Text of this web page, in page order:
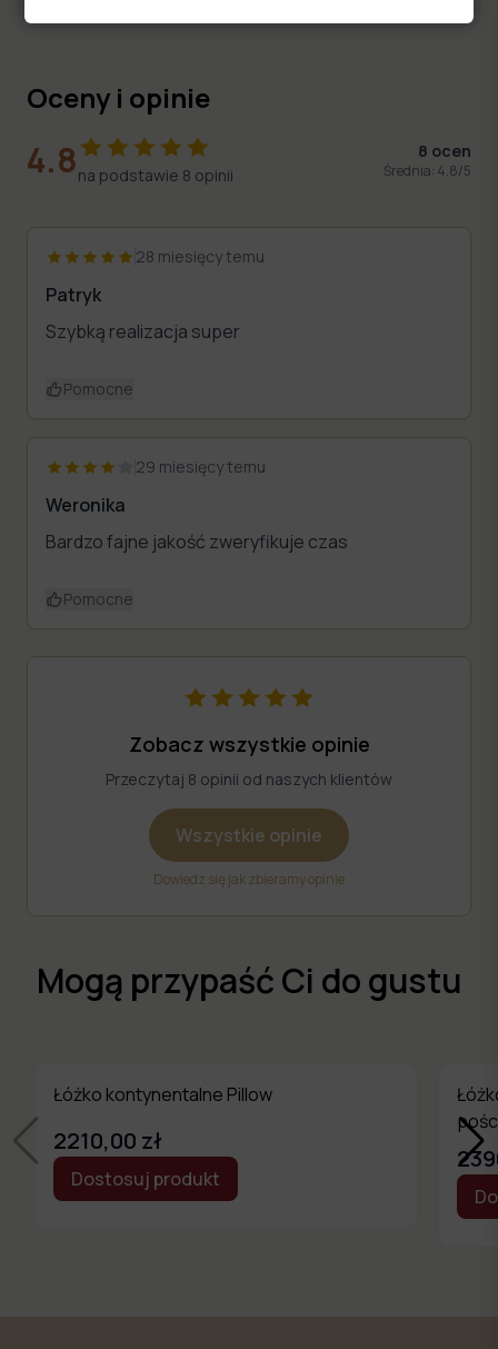
Oceny i opinie
4.8na podstawie 8 opinii
8 ocen
Średnia: 4.8/5
28 miesięcy temu
Patryk
Szybką realizacja super
Pomocne
29 miesięcy temu
Weronika
Bardzo fajne jakość zweryfikuje czas
Pomocne
Zobacz wszystkie opinie
Przeczytaj 8 opinii od naszych klientów
Wszystkie opinie
Dowiedz się jak zbieramy opinie
Mogą przypaść Ci do gustu
Łóżko kontynentalne Pillow
2210,00 zł
Dostosuj produkt